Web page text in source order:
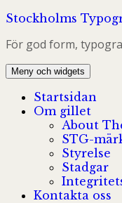
Hoppa
innehåll
Stockholms
För god form,
Meny och widgets
Startsidan
Om gillet
About
STG-
Styrelse
Stadgar
Kontakta oss